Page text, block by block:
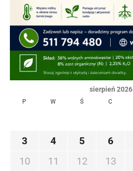
sierpień 2026
P W Ś C
3
4 5 6
10
11 12 13